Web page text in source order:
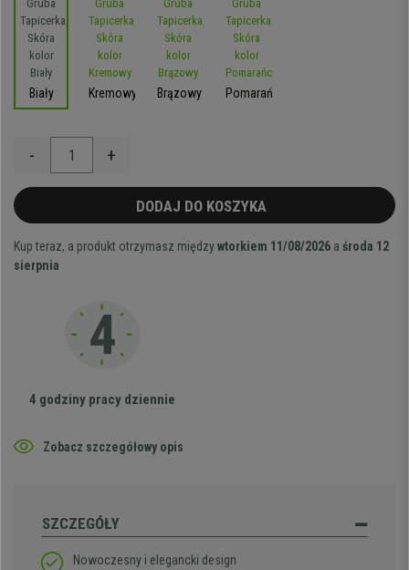
Biały Kremowy Brązowy Pomarańczowy
- +
DODAJ DO KOSZYKA
Kup teraz, a produkt otrzymasz międzywtorkiem 11/08/2026 a środa 12
sierpnia
4 godziny pracy dziennie
Zobacz szczegółowy opis
SZCZEGÓŁY
Nowoczesny i elegancki design